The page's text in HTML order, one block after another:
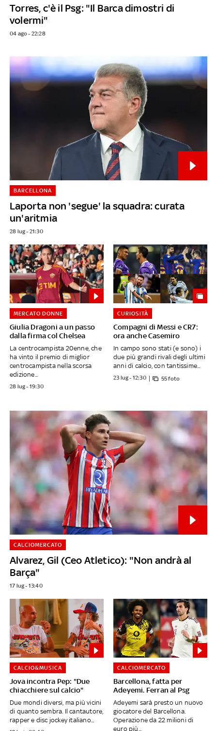
Torres, c'è il Psg: "Il Barca dimostri di
volermi"
04 ago - 22:28
Laporta non 'segue' la squadra: curata
un'aritmia
BARCELLONA
28 lug - 21:30
Giulia Dragoni a un passo
dalla firma col Chelsea
MERCATO DONNE
La centrocampista 20enne, che
ha vinto il premio di miglior
centrocampista nella scorsa
edizione...
28 lug - 19:30
Compagni di Messi e CR7:
ora anche Casemiro
CURIOSITÀ
In campo sono stati (e sono) i
due più grandi rivali degli ultimi
anni di calcio, con tantissime...
23 lug - 12:30 55 foto
Alvarez, Gil (Ceo Atletico): "Non andrà al
Barça"
CALCIOMERCATO
17 lug - 13:40
Jova incontra Pep: "Due
chiacchiere sul calcio"
CALCIO&MUSICA
Due mondi diversi, ma più vicini
di quanto sembra. Il cantautore,
rapper e disc jockey italiano...
Barcellona, fatta per
Adeyemi. Ferran al Psg
CALCIOMERCATO
Adeyemi sarà presto un nuovo
giocatore del Barcellona.
Operazione da 22 milioni di
euro più...